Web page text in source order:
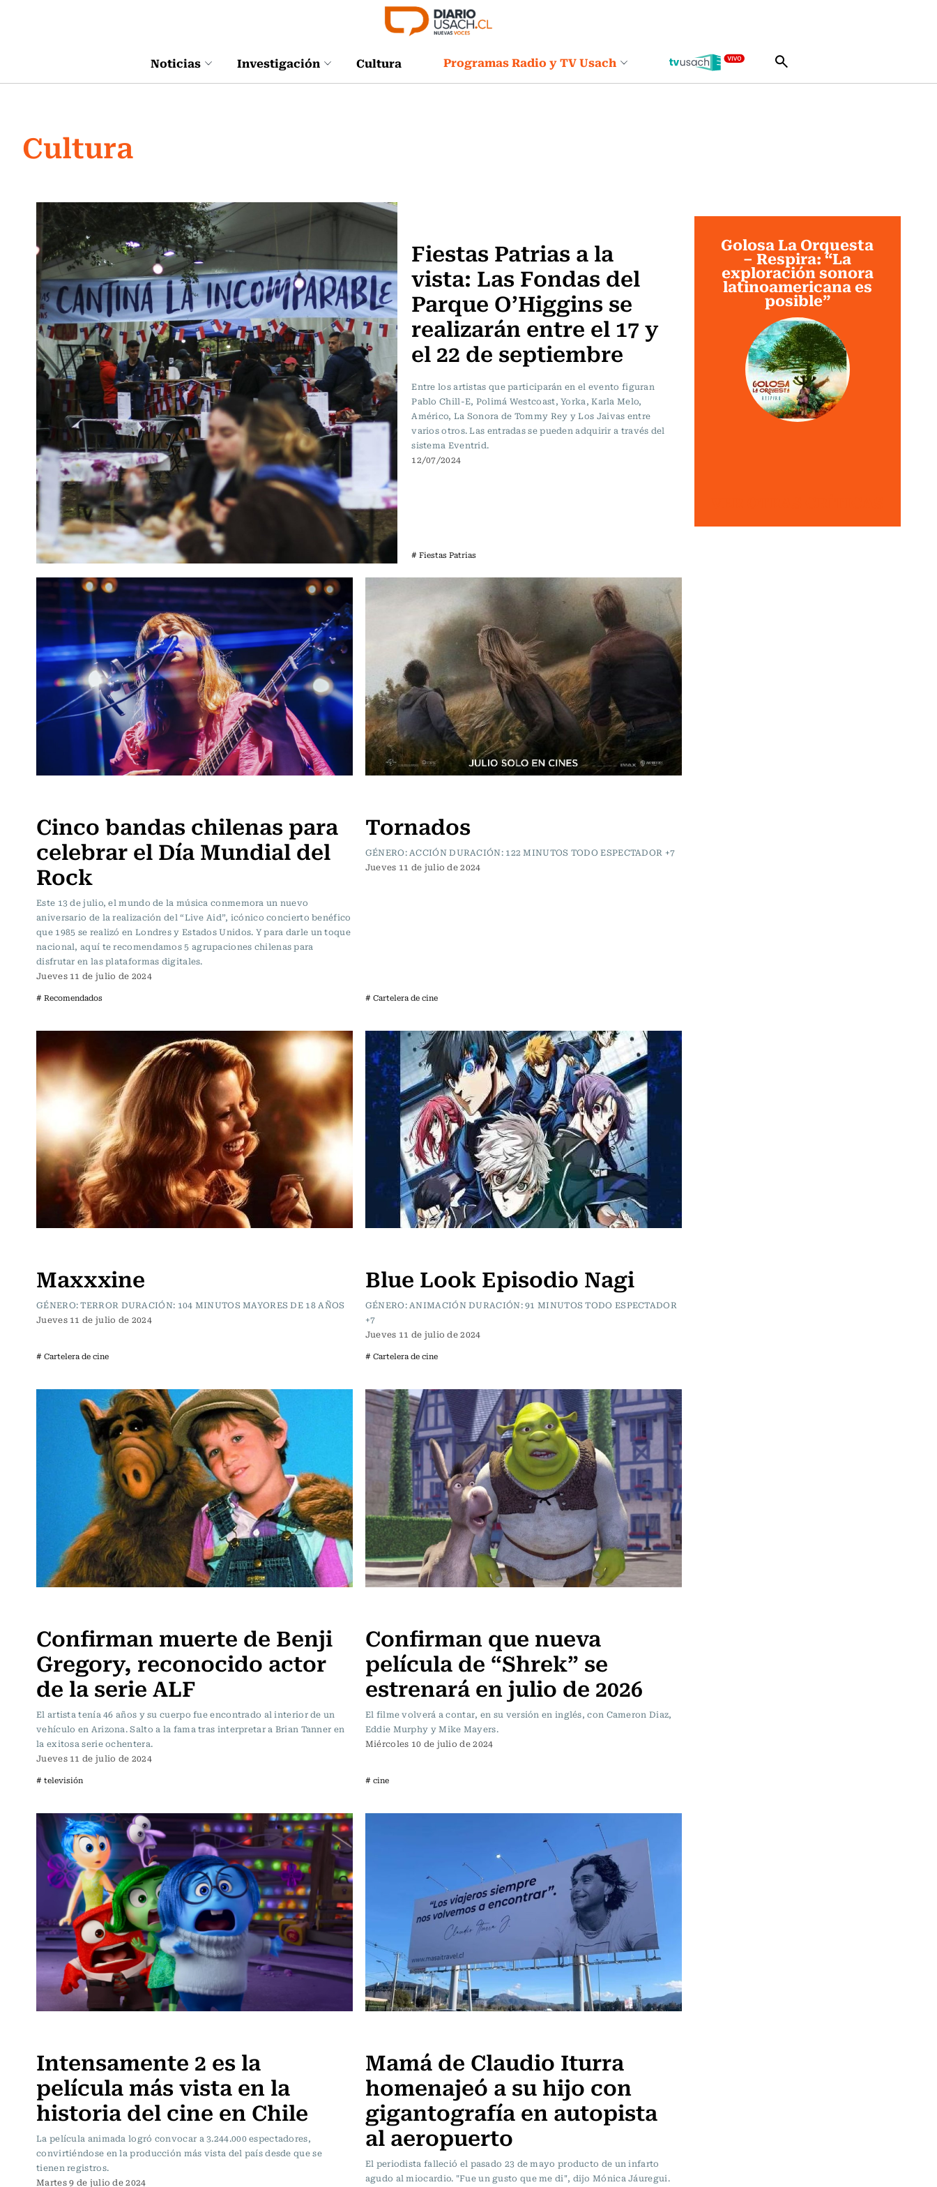
Noticias Investigación Cultura Programas Radio y TV Usach
Cultura
Fiestas Patrias a la
vista: Las Fondas del
Parque O’Higgins se
realizarán entre el 17 y
el 22 de septiembre
Entre los artistas que participarán en el evento figuran
Pablo Chill-E, Polimá Westcoast, Yorka, Karla Melo,
Américo, La Sonora de Tommy Rey y Los Jaivas entre
varios otros. Las entradas se pueden adquirir a través del
sistema Eventrid.
12/07/2024
# Fiestas Patrias
Cinco bandas chilenas para
celebrar el Día Mundial del
Rock
Este 13 de julio, el mundo de la música conmemora un nuevo
aniversario de la realización del “Live Aid”, icónico concierto benéfico
que 1985 se realizó en Londres y Estados Unidos. Y para darle un toque
nacional, aquí te recomendamos 5 agrupaciones chilenas para
disfrutar en las plataformas digitales.
Jueves 11 de julio de 2024
# Recomendados
Tornados
GÉNERO: ACCIÓN DURACIÓN: 122 MINUTOS TODO ESPECTADOR +7
Jueves 11 de julio de 2024
# Cartelera de cine
Maxxxine
GÉNERO: TERROR DURACIÓN: 104 MINUTOS MAYORES DE 18 AÑOS
Jueves 11 de julio de 2024
# Cartelera de cine
Blue Look Episodio Nagi
GÉNERO: ANIMACIÓN DURACIÓN: 91 MINUTOS TODO ESPECTADOR
+7
Jueves 11 de julio de 2024
# Cartelera de cine
Confirman muerte de Benji
Gregory, reconocido actor
de la serie ALF
El artista tenía 46 años y su cuerpo fue encontrado al interior de un
vehículo en Arizona. Salto a la fama tras interpretar a Brian Tanner en
la exitosa serie ochentera.
Jueves 11 de julio de 2024
# televisión
Confirman que nueva
película de “Shrek” se
estrenará en julio de 2026
El filme volverá a contar, en su versión en inglés, con Cameron Diaz,
Eddie Murphy y Mike Mayers.
Miércoles 10 de julio de 2024
# cine
Intensamente 2 es la
película más vista en la
historia del cine en Chile
La película animada logró convocar a 3.244.000 espectadores,
convirtiéndose en la producción más vista del país desde que se
tienen registros.
Martes 9 de julio de 2024
Mamá de Claudio Iturra
homenajeó a su hijo con
gigantografía en autopista
al aeropuerto
El periodista falleció el pasado 23 de mayo producto de un infarto
agudo al miocardio. "Fue un gusto que me di", dijo Mónica Jáuregui.
Golosa La Orquesta
– Respira: “La
exploración sonora
latinoamericana es
posible”